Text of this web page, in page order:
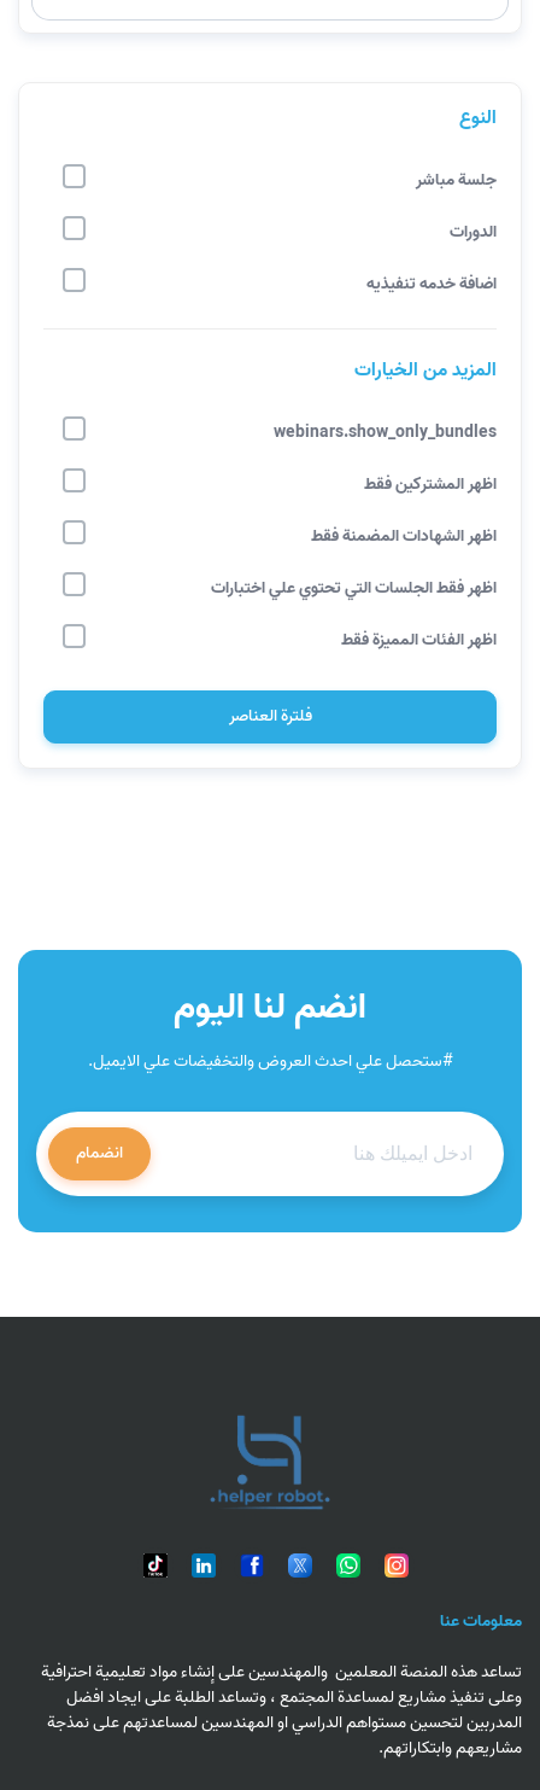
النوع
جلسة مباشر
الدورات
اضافة خدمه تنفيذيه
المزيد من الخيارات
webinars.show_only_bundles
اظهر المشتركين فقط
اظهر الشهادات المضمنة فقط
اظهر فقط الجلسات التي تحتوي علي اختبارات
اظهر الفئات المميزة فقط
فلترة العناصر
انضم لنا اليوم
#ستحصل علي احدث العروض والتخفيضات علي الايميل.
انضمام
معلومات عنا
تساعد هذه المنصة المعلمين والمهندسين على إنشاء مواد تعليمية احترافية
وعلى تنفيذ مشاريع لمساعدة المجتمع ، وتساعد الطلبة على ايجاد افضل
المدربين لتحسين مستواهم الدراسي او المهندسين لمساعدتهم على نمذجة
مشاريعهم وابتكاراتهم.